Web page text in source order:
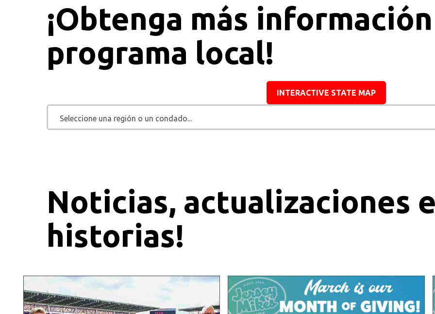
¡Obtenga más
programa local!
INTERACTIVE STATE MAP
Seleccione una región o un condado...
Noticias, actualizaciones
historias!